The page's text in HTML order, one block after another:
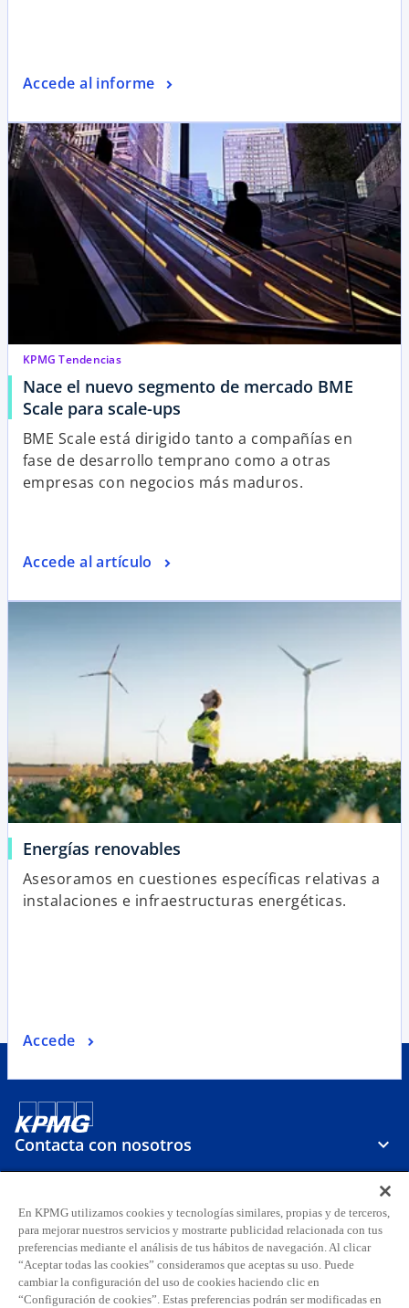
Accede al informe
KPMG Tendencias
Nace el nuevo segmento de mercado BME
Scale para scale-ups
BME Scale está dirigido tanto a compañías en
fase de desarrollo temprano como a otras
empresas con negocios más maduros.
Accede al artículo
Energías renovables
Asesoramos en cuestiones específicas relativas a
instalaciones e infraestructuras energéticas.
Accede
Contacta con nosotros
Sobre KPMG
Carreras
s s s s s s
En KPMG utilizamos cookies y tecnologías similares, propias y de terceros,
para mejorar nuestros servicios y mostrarte publicidad relacionada con tus
preferencias mediante el análisis de tus hábitos de navegación. Al clicar
“Aceptar todas las cookies” consideramos que aceptas su uso. Puede
cambiar la configuración del uso de cookies haciendo clic en
“Configuración de cookies”. Estas preferencias podrán ser modificadas en